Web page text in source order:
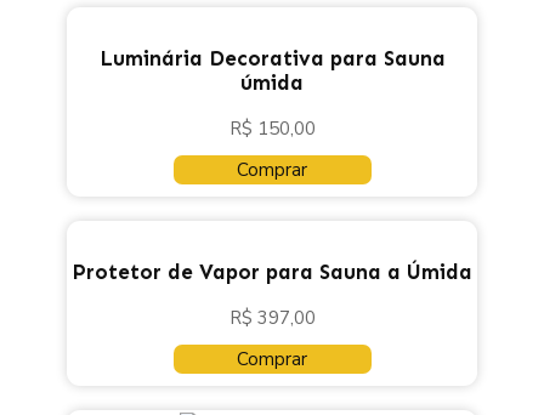
Luminária Decorativa para Sauna
úmida
R$ 150,00
Comprar
Protetor de Vapor para Sauna a Úmida
R$ 397,00
Comprar